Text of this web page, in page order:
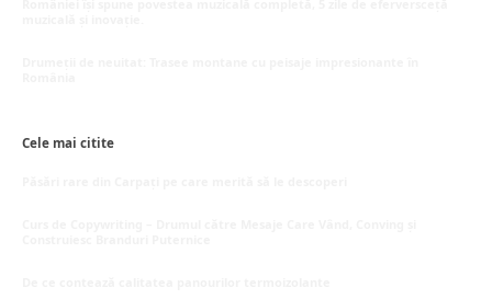
Cele mai citite